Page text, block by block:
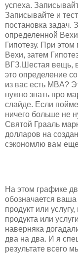
успеха.
Записывайте и
постановка задач.
определенной
Гипотезу. При этом
Вехи, затем
ВГЗ.Шестая вещь,
это определение
из вас есть MBA?
нужно знать про
слайде. Если
ничего больше не
Святой Грааль
долларов на
сэкономлю вам
На этом графике
обозначается ваша
продукт или
продукта или
наверняка
два на два. И я
результате всего